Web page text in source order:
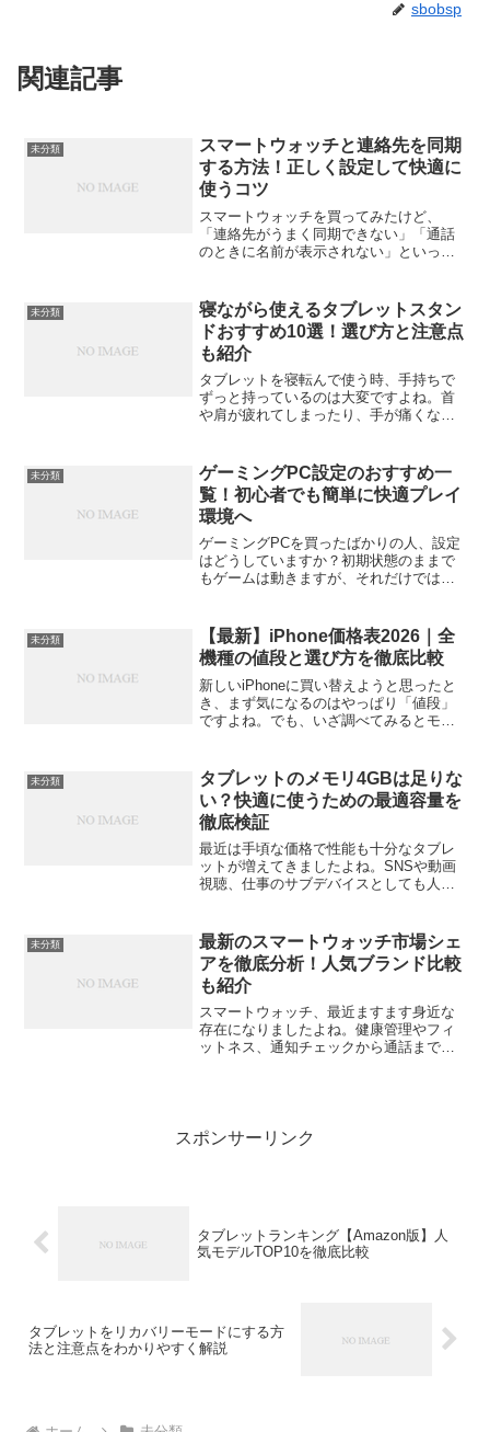
sbobsp
関連記事
未分類
スマートウォッチと連絡先を同期
する方法！正しく設定して快適に
使うコツ
スマートウォッチを買ってみたけど、
「連絡先がうまく同期できない」「通話
のときに名前が表示されない」といった
の“最初の関門”です。ここをしっかり設定
しておくことで、着信時...
未分類
寝ながら使えるタブレットスタン
ドおすすめ10選！選び方と注意点
も紹介
タブレットを寝転んで使う時、手持ちで
ずっと持っているのは大変ですよね。首
や肩が疲れてしまったり、手が痛くなっ
のが「寝ながら使えるタブレットスタン
ド」です。これがあれば、...
未分類
ゲーミングPC設定のおすすめ一
覧！初心者でも簡単に快適プレイ
環境へ
ゲーミングPCを買ったばかりの人、設定
はどうしていますか？初期状態のままで
もゲームは動きますが、それだけではせ
レートが安定したり、操作の反応が速く
なったり、体感がまるで...
未分類
【最新】iPhone価格表2026｜全
機種の値段と選び方を徹底比較
新しいiPhoneに買い替えようと思ったと
き、まず気になるのはやっぱり「値段」
ですよね。でも、いざ調べてみるとモデ
「実質0円」とか「〇円割引」とか、販売
方法によって表示...
未分類
タブレットのメモリ4GBは足りな
い？快適に使うための最適容量を
徹底検証
最近は手頃な価格で性能も十分なタブレ
ットが増えてきましたよね。SNSや動画
視聴、仕事のサブデバイスとしても人気
る人も多いのではないでしょうか。この
記事では、実際の使用...
未分類
最新のスマートウォッチ市場シェ
アを徹底分析！人気ブランド比較
も紹介
スマートウォッチ、最近ますます身近な
存在になりましたよね。健康管理やフィ
ットネス、通知チェックから通話まで、
スポンサーリンク
タブレットランキング【Amazon版】人
気モデルTOP10を徹底比較
タブレットをリカバリーモードにする方
法と注意点をわかりやすく解説